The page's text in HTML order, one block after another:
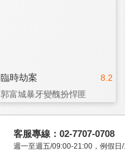
8.2
臨時劫案
郭富城暴牙變醜扮悍匪
客服專線：02-7707-0708
週一至週五/09:00-21:00，例假日